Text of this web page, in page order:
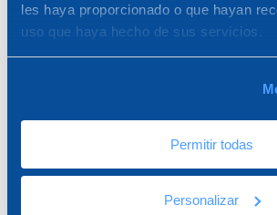
les haya proporcionado o que hayan
uso que haya hecho de sus servicios.
Permitir todas
Personalizar
usaremos tu información personal para administrar tu
proporcionar los productos y servicios que nos
productos y servicios, así como sobre otros
interesarte. Si aceptas que nos comuniquemos
marca la casilla a continuación para indicar cómo
comuniquemos:
Acepto recibir otras